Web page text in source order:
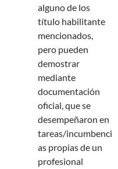
alguno de los
título habilitante
mencionados,
pero pueden
demostrar
mediante
documentación
oficial, que se
desempeñaron en
tareas/incumbenci
as propias de un
profesional